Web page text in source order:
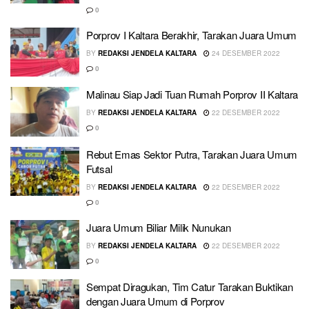
0
Porprov I Kaltara Berakhir, Tarakan Juara Umum
BY REDAKSI JENDELA KALTARA
24 DESEMBER 2022
0
Malinau Siap Jadi Tuan Rumah Porprov II Kaltara
BY REDAKSI JENDELA KALTARA
22 DESEMBER 2022
0
Rebut Emas Sektor Putra, Tarakan Juara Umum
Futsal
BY REDAKSI JENDELA KALTARA
22 DESEMBER 2022
0
Juara Umum Biliar Milik Nunukan
BY REDAKSI JENDELA KALTARA
22 DESEMBER 2022
0
Sempat Diragukan, Tim Catur Tarakan Buktikan
dengan Juara Umum di Porprov